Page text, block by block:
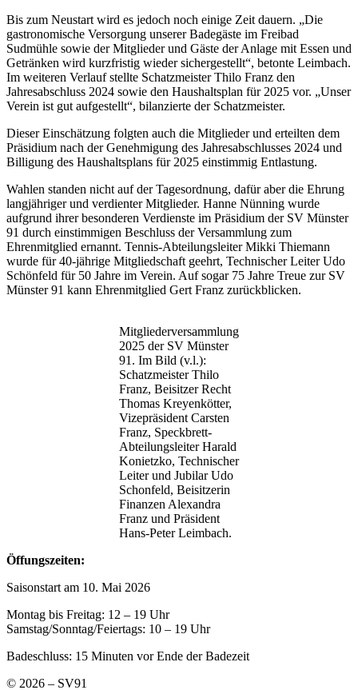
Bis zum Neustart wird es jedoch noch einige Zeit dauern. „Die
gastronomische Versorgung unserer Badegäste im Freibad
Sudmühle sowie der Mitglieder und Gäste der Anlage mit Essen und
Getränken wird kurzfristig wieder sichergestellt“, betonte Leimbach.
Im weiteren Verlauf stellte Schatzmeister Thilo Franz den
Jahresabschluss 2024 sowie den Haushaltsplan für 2025 vor. „Unser
Verein ist gut aufgestellt“, bilanzierte der Schatzmeister.
Dieser Einschätzung folgten auch die Mitglieder und erteilten dem
Präsidium nach der Genehmigung des Jahresabschlusses 2024 und
Billigung des Haushaltsplans für 2025 einstimmig Entlastung.
Wahlen standen nicht auf der Tagesordnung, dafür aber die Ehrung
langjähriger und verdienter Mitglieder. Hanne Nünning wurde
aufgrund ihrer besonderen Verdienste im Präsidium der SV Münster
91 durch einstimmigen Beschluss der Versammlung zum
Ehrenmitglied ernannt. Tennis-Abteilungsleiter Mikki Thiemann
wurde für 40-jährige Mitgliedschaft geehrt, Technischer Leiter Udo
Schönfeld für 50 Jahre im Verein. Auf sogar 75 Jahre Treue zur SV
Münster 91 kann Ehrenmitglied Gert Franz zurückblicken.
Mitgliederversammlung
2025 der SV Münster
91. Im Bild (v.l.):
Schatzmeister Thilo
Franz, Beisitzer Recht
Thomas Kreyenkötter,
Vizepräsident Carsten
Franz, Speckbrett-
Abteilungsleiter Harald
Konietzko, Technischer
Leiter und Jubilar Udo
Schonfeld, Beisitzerin
Finanzen Alexandra
Franz und Präsident
Hans-Peter Leimbach.
Öffungszeiten:
Saisonstart am 10. Mai 2026
Montag bis Freitag: 12 – 19 Uhr
Samstag/Sonntag/Feiertags: 10 – 19 Uhr
Badeschluss: 15 Minuten vor Ende der Badezeit
© 2026 – SV91